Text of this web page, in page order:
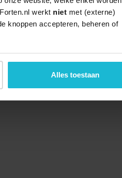
werkt niet met (externe)
knoppen accepteren, beheren of
Alles toestaan
wordt ondersteund door de